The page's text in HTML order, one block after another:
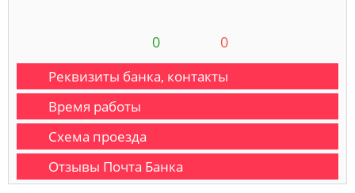
0 0
Реквизиты банка, контакты
Время работы
Схема проезда
Отзывы Почта Банка